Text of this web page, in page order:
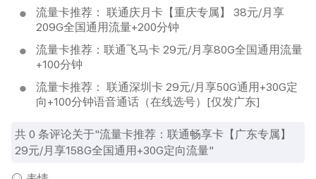
流量卡推荐： 联通庆月卡【重庆专属】 38元/月享
209G全国通用流量+200分钟
流量卡推荐：联通飞马卡 29元/月享80G全国通用流量
+100分钟
流量卡推荐： 联通深圳卡 29元/月享50G通用+30G定
向+100分钟语音通话（在线选号）[仅发广东]
共0 条评论关于"流量卡推荐：联通畅享卡【广东专属】
29元/月享158G全国通用+30G定向流量"